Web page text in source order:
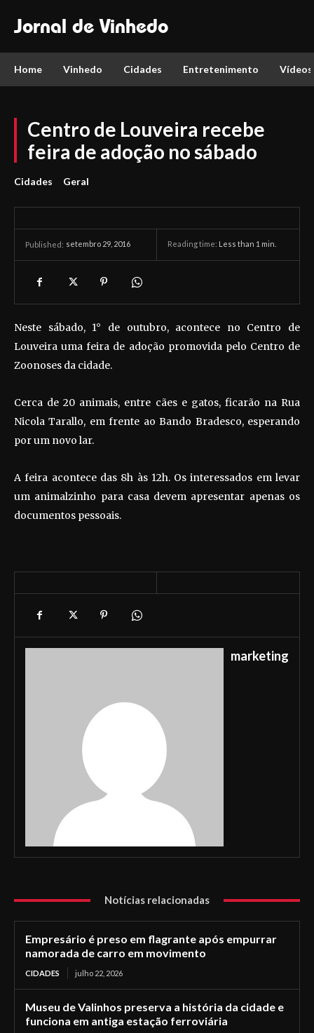
Jornal de Vinhedo
Home Vinhedo Cidades Entretenimento Vídeos
Centro de Louveira recebe
feira de adoção no sábado
Cidades Geral
Published: setembro 29, 2016 Reading time: Less than 1 min.
Neste sábado, 1° de outubro, acontece no Centro de
Louveira uma feira de adoção promovida pelo Centro de
Zoonoses da cidade.
Cerca de 20 animais, entre cães e gatos, ficarão na Rua
Nicola Tarallo, em frente ao Bando Bradesco, esperando
por um novo lar.
A feira acontece das 8h às 12h. Os interessados em levar
um animalzinho para casa devem apresentar apenas os
documentos pessoais.
marketing
Notícias relacionadas
Empresário é preso em flagrante após empurrar
namorada de carro em movimento
CIDADES julho 22, 2026
Museu de Valinhos preserva a história da cidade e
funciona em antiga estação ferroviária